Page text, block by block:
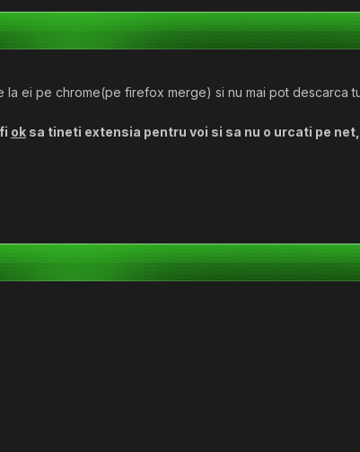
ei pe chrome(pe firefox merge) si nu mai pot descarca
ok sa tineti extensia pentru voi si sa nu o urcati pe